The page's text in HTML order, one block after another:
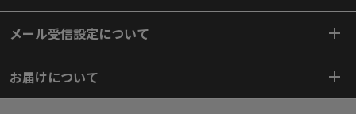
メール受信設定について
お届けについて